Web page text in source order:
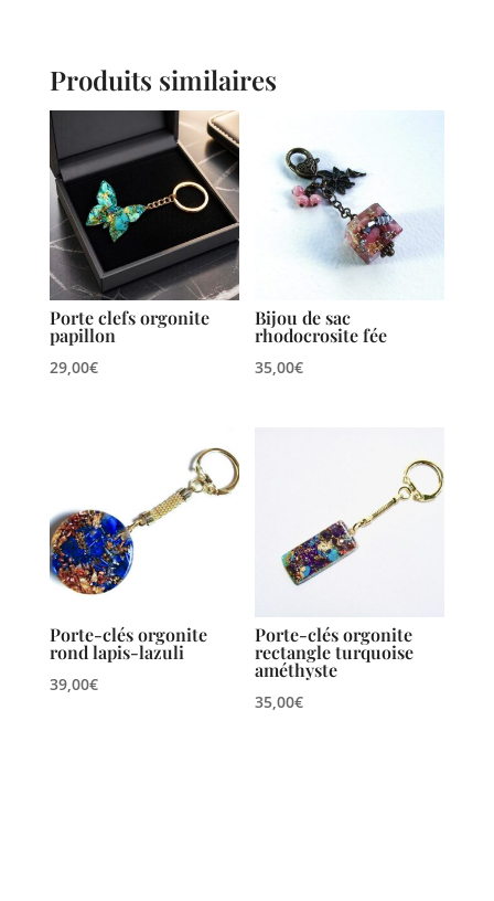
Produits similaires
Porte clefs orgonite
papillon
29,00€
Bijou de sac
rhodocrosite fée
35,00€
Porte-clés orgonite
rond lapis-lazuli
39,00€
Porte-clés orgonite
rectangle turquoise
améthyste
35,00€